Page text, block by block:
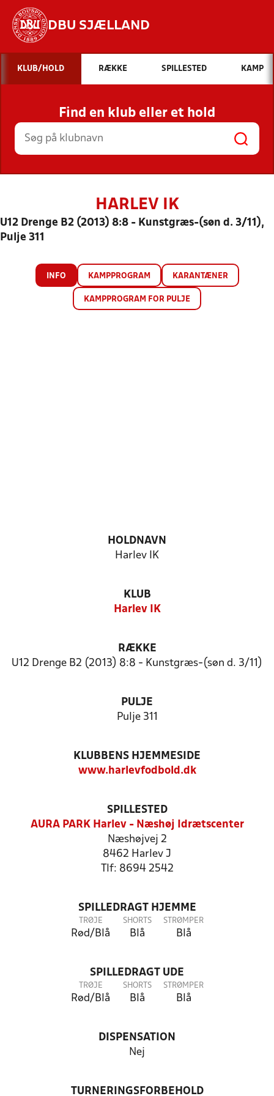
DBU SJÆLLAND
Hvad vil du søge efter?
INDHOLD OG NYHEDER
STILLINGER, RESULTATER, KLUBBER OG
HOLD
KLUB/HOLD RÆKKE SPILLESTED KAMP
Find en klub eller et hold
HARLEV IK
U12 Drenge B2 (2013) 8:8 - Kunstgræs-(søn d. 3/11),
Pulje 311
INFO KAMPPROGRAM KARANTÆNER
KAMPPROGRAM FOR PULJE
HOLDNAVN
Harlev IK
KLUB
Harlev IK
RÆKKE
U12 Drenge B2 (2013) 8:8 - Kunstgræs-(søn d. 3/11)
PULJE
Pulje 311
KLUBBENS HJEMMESIDE
www.harlevfodbold.dk
SPILLESTED
AURA PARK Harlev - Næshøj Idrætscenter
Næshøjvej 2
8462 Harlev J
Tlf: 8694 2542
SPILLEDRAGT HJEMME
TRØJE
Rød/Blå
SHORTS
Blå
STRØMPER
Blå
SPILLEDRAGT UDE
TRØJE
Rød/Blå
SHORTS
Blå
STRØMPER
Blå
DISPENSATION
Nej
TURNERINGSFORBEHOLD